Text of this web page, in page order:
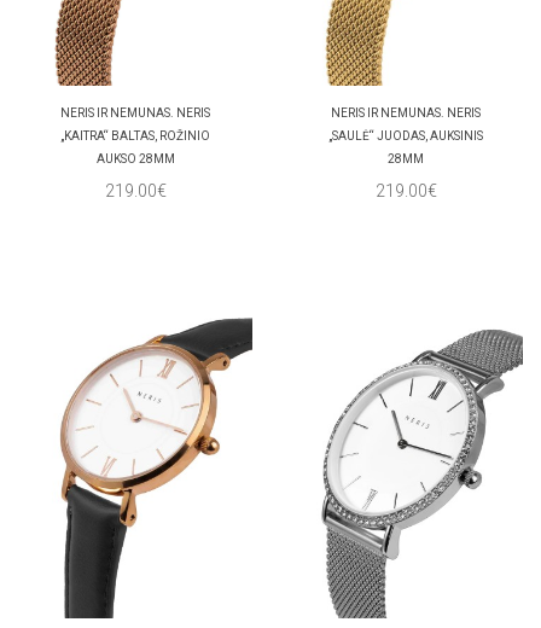
NERIS IR NEMUNAS. NERIS
„KAITRA“ BALTAS, ROŽINIO
AUKSO 28MM
219.00€
NERIS IR NEMUNAS. NERIS
„SAULĖ“ JUODAS, AUKSINIS
28MM
219.00€